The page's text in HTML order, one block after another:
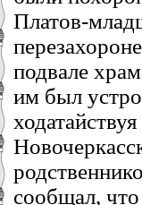
Платов-
подвале
им был
сообщал,